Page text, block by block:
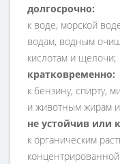
долгосрочно:
к воде, морской
водам, водным
кислотам и щелочи;
кратковременно:
к бензину, спирту,
и животным жирам
не устойчив или
к органическим